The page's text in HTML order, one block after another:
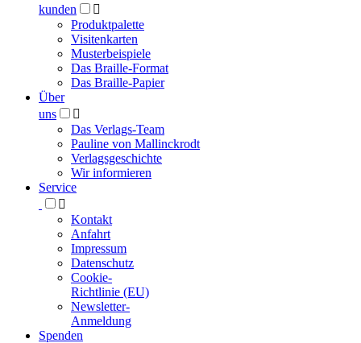
kunden

Produktpalette
Visitenkarten
Musterbeispiele
Das Braille-Format
Das Braille-Papier
Über
uns

Das Verlags-Team
Pauline von Mallinckrodt
Verlagsgeschichte
Wir informieren
Service

Kontakt
Anfahrt
Impressum
Datenschutz
Cookie-
Richtlinie (EU)
Newsletter-
Anmeldung
Spenden